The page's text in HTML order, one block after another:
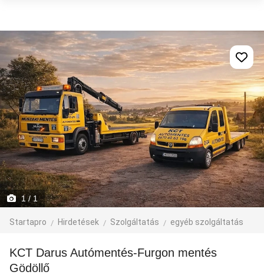
1/ 1
Startapro Hirdetések Szolgáltatás egyéb szolgáltatás
KCT Darus Autómentés-Furgon mentés
Gödöllő